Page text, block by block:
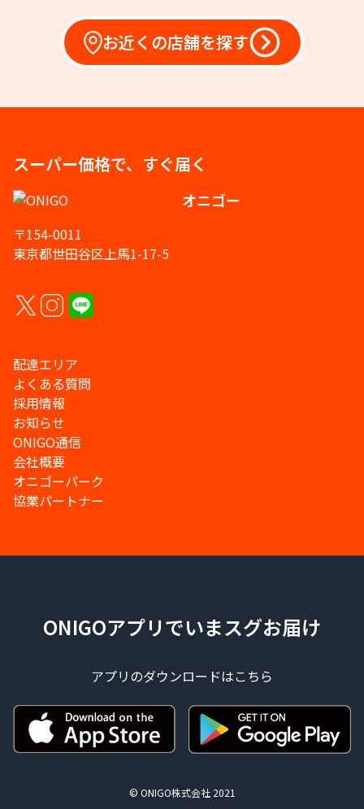
お近くの店舗を探す
スーパー価格で、すぐ届く
オニゴー
〒154-0011
東京都世田谷区上馬1-17-5
配達エリア
よくある質問
採用情報
お知らせ
ONIGO通信
会社概要
オニゴーパーク
協業パートナー
ONIGOアプリでいまスグお届け
アプリのダウンロードはこちら
© ONIGO株式会社 2021